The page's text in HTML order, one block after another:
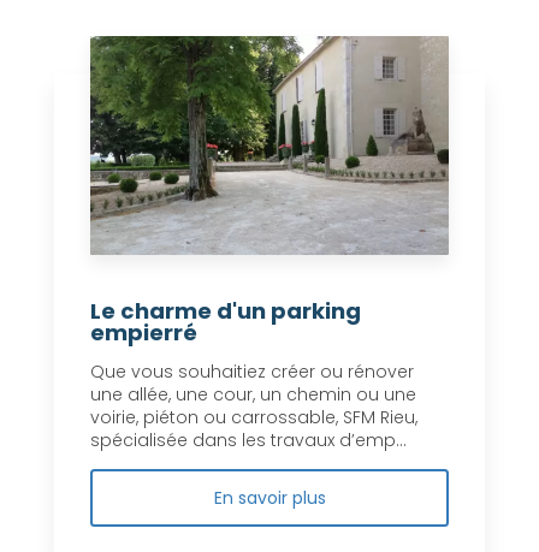
Le charme d'un parking
empierré
Que vous souhaitiez créer ou rénover
une allée, une cour, un chemin ou une
voirie, piéton ou carrossable, SFM Rieu,
spécialisée dans les travaux d’emp...
En savoir plus